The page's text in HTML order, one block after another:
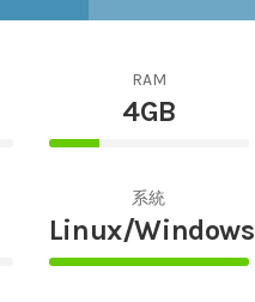
RAM
4GB
25%
系統
Linux/Windows
100%